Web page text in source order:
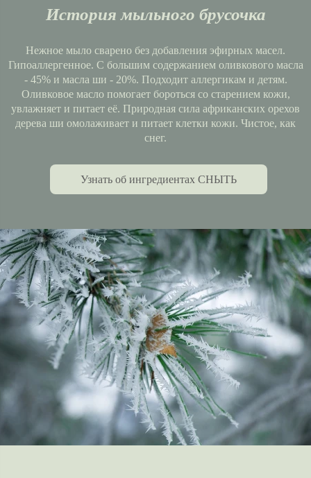
История мыльного брусочка
Нежное мыло сварено без добавления эфирных масел.
Гипоаллергенное. С большим содержанием оливкового масла
- 45% и масла ши - 20%. Подходит аллергикам и детям.
Оливковое масло помогает бороться со старением кожи,
увлажняет и питает её. Природная сила африканских орехов
дерева ши омолаживает и питает клетки кожи. Чистое, как
снег.
Узнать об ингредиентах СНЫТЬ